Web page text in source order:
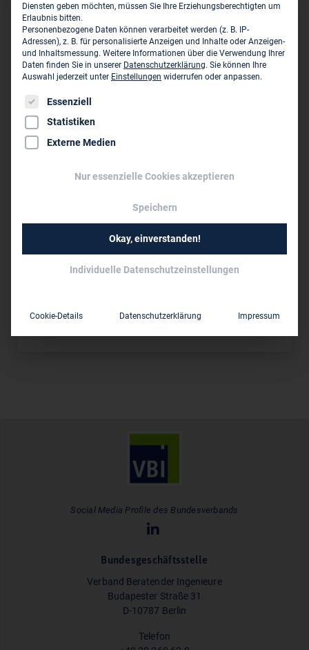
Sitz des Zweigbüros
COPLAN AG
Im Gewerbepark D 75
regensburg@coplan-online.de
Dieses Unternehmen ist ein Zweigbüro von:
D-84307 Eggenfelden
08721 705 0
www.coplan-ag.de
Social Media Profile des Bundesverbands
Bundesgeschäftsstelle
Verband Beratender Ingenieure
Budapester Straße 31
D-10787 Berlin
Telefon
Diensten geben möchten, müssen Sie Ihre Erziehungsberechtigten um
Erlaubnis bitten.
Personenbezogene Daten können verarbeitet werden (z. B. IP-
Adressen), z. B. für personalisierte Anzeigen und Inhalte oder Anzeigen-
und Inhaltsmessung. Weitere Informationen über die Verwendung Ihrer
Daten finden Sie in unserer Datenschutzerklärung. Sie können Ihre
Auswahl jederzeit unter Einstellungen widerrufen oder anpassen.
Es folgt eine Liste der Service-Gruppen, für die eine
Essenziell
Statistiken
Externe Medien
Nur essenzielle Cookies akzeptieren
Speichern
Okay, einverstanden!
Individuelle Datenschutzeinstellungen
Cookie-Details Datenschutzerklärung Impressum